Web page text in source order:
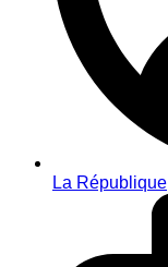
La République